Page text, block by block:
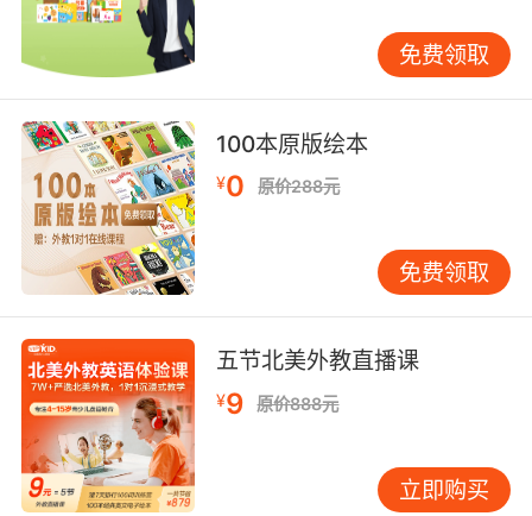
业与用心，孩子的进步肉眼可见。 综上所述，
VIPKID 一节课的时间长度并非随意而定，而是综
合多方面因素精心设置的。它贴合孩子的注意力
特性、语言学习规律，又能满足家长对孩子英语
学习的规划需求。在未来，相信 VIPKID 会继续
优化课程时长细节，为更多孩子带来更优质的英
语学习体验，助力他们在英语学习的道路上稳步
前行。
免费领取
100本原版绘本
¥0 原价288元
免费领取
五节北美外教直播课
¥9 原价888元
立即购买